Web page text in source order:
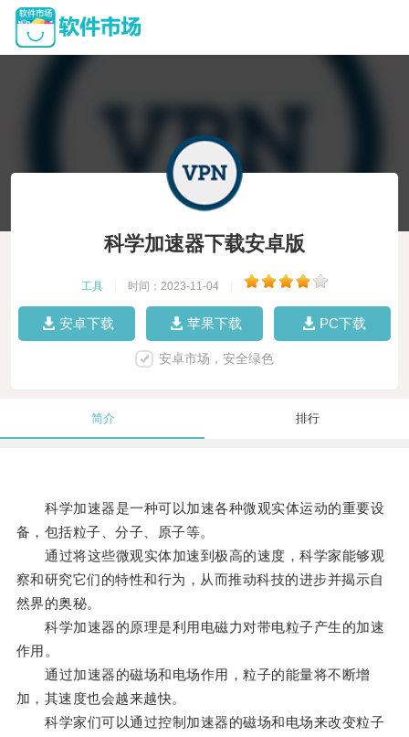
科学加速器下载安卓版
工具 时间：2023-11-04
安卓下载 苹果下载 PC下载
安卓市场，安全绿色
简介 排行
科学加速器是一种可以加速各种微观实体运动的重要设
备，包括粒子、分子、原子等。
通过将这些微观实体加速到极高的速度，科学家能够观
察和研究它们的特性和行为，从而推动科技的进步并揭示自
然界的奥秘。
科学加速器的原理是利用电磁力对带电粒子产生的加速
作用。
通过加速器的磁场和电场作用，粒子的能量将不断增
加，其速度也会越来越快。
科学家们可以通过控制加速器的磁场和电场来改变粒子